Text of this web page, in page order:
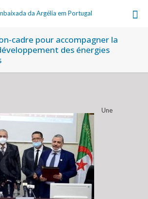
cadre pour accompagner la
des énergies
Une